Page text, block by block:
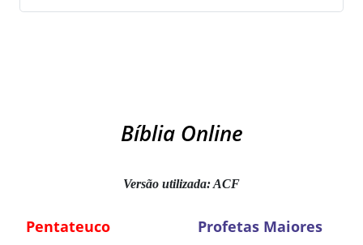
Bíblia Online
Versão utilizada: ACF
Pentateuco Profetas Maiores